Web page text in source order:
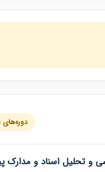
دوره‌های
و تحلیل اسناد و مدارک